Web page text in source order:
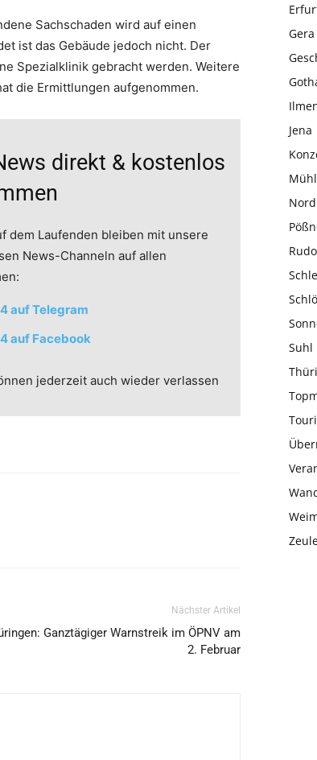
Sachschaden wird auf einen
ist das Gebäude jedoch nicht. Der
Spezialklinik gebracht werden. Weitere
die Ermittlungen aufgenommen.
direkt & kostenlos
dem Laufenden bleiben mit unsere
News-Channeln auf allen
auf Telegram
auf Facebook
jederzeit auch wieder verlassen
Nächster Artikel
Ganztägiger Warnstreik im ÖPNV am
2. Februar
Gera
Jena
Suhl